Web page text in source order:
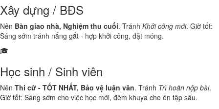
Xây dựng / BĐS
Nên Bàn giao nhà, Nghiệm thu cuối. Tránh Khởi công mới. Giờ tốt:
Sáng sớm tránh nắng gắt - hợp khởi công, đặt móng.
🎓
Học sinh / Sinh viên
Nên Thi cử - TỐT NHẤT, Bảo vệ luận văn. Tránh Trì hoãn nộp bài.
Giờ tốt: Sáng sớm cho việc học mới, đêm khuya cho ôn tập sâu.